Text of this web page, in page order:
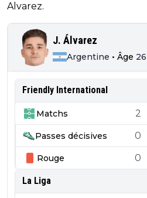
Alvarez.
J. Álvarez
Argentine • Âge 26
Friendly International
Matchs 2
Passes décisives 0
Rouge 0
La Liga